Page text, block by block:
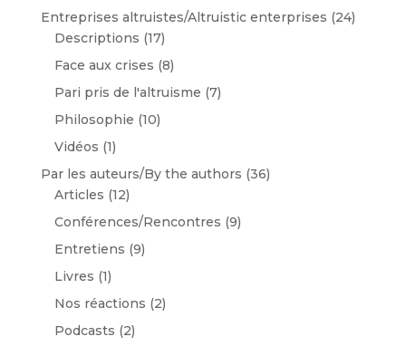
Entreprises altruistes/Altruistic enterprises (24)
Descriptions (17)
Face aux crises (8)
Pari pris de l'altruisme (7)
Philosophie (10)
Vidéos (1)
Par les auteurs/By the authors (36)
Articles (12)
Conférences/Rencontres (9)
Entretiens (9)
Livres (1)
Nos réactions (2)
Podcasts (2)